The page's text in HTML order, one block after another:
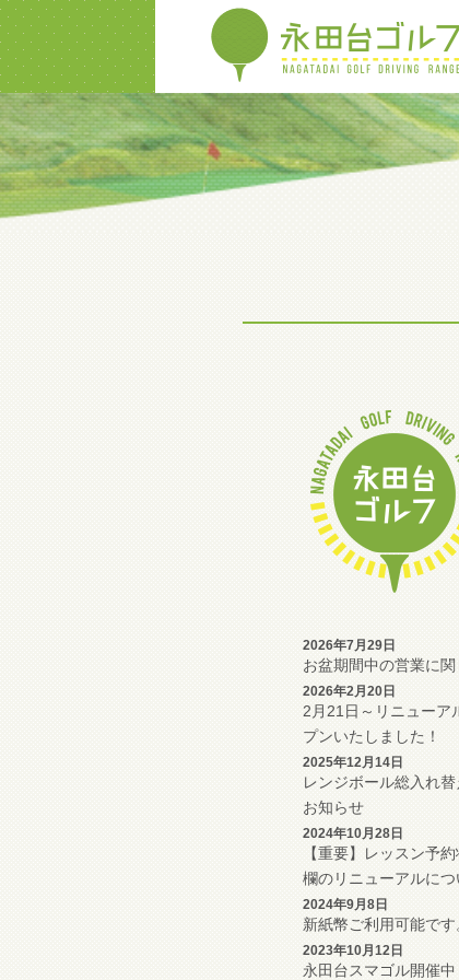
2026年7月29日
お盆期間中の営業に関
2026年2月20日
2月21日～リニューア
プンいたしました！
2025年12月14日
レンジボール総入れ
お知らせ
2024年10月28日
【重要】レッスン予約
欄のリニューアルにつ
2024年9月8日
新紙幣ご利用可能です
2023年10月12日
永田台スマゴル開催中